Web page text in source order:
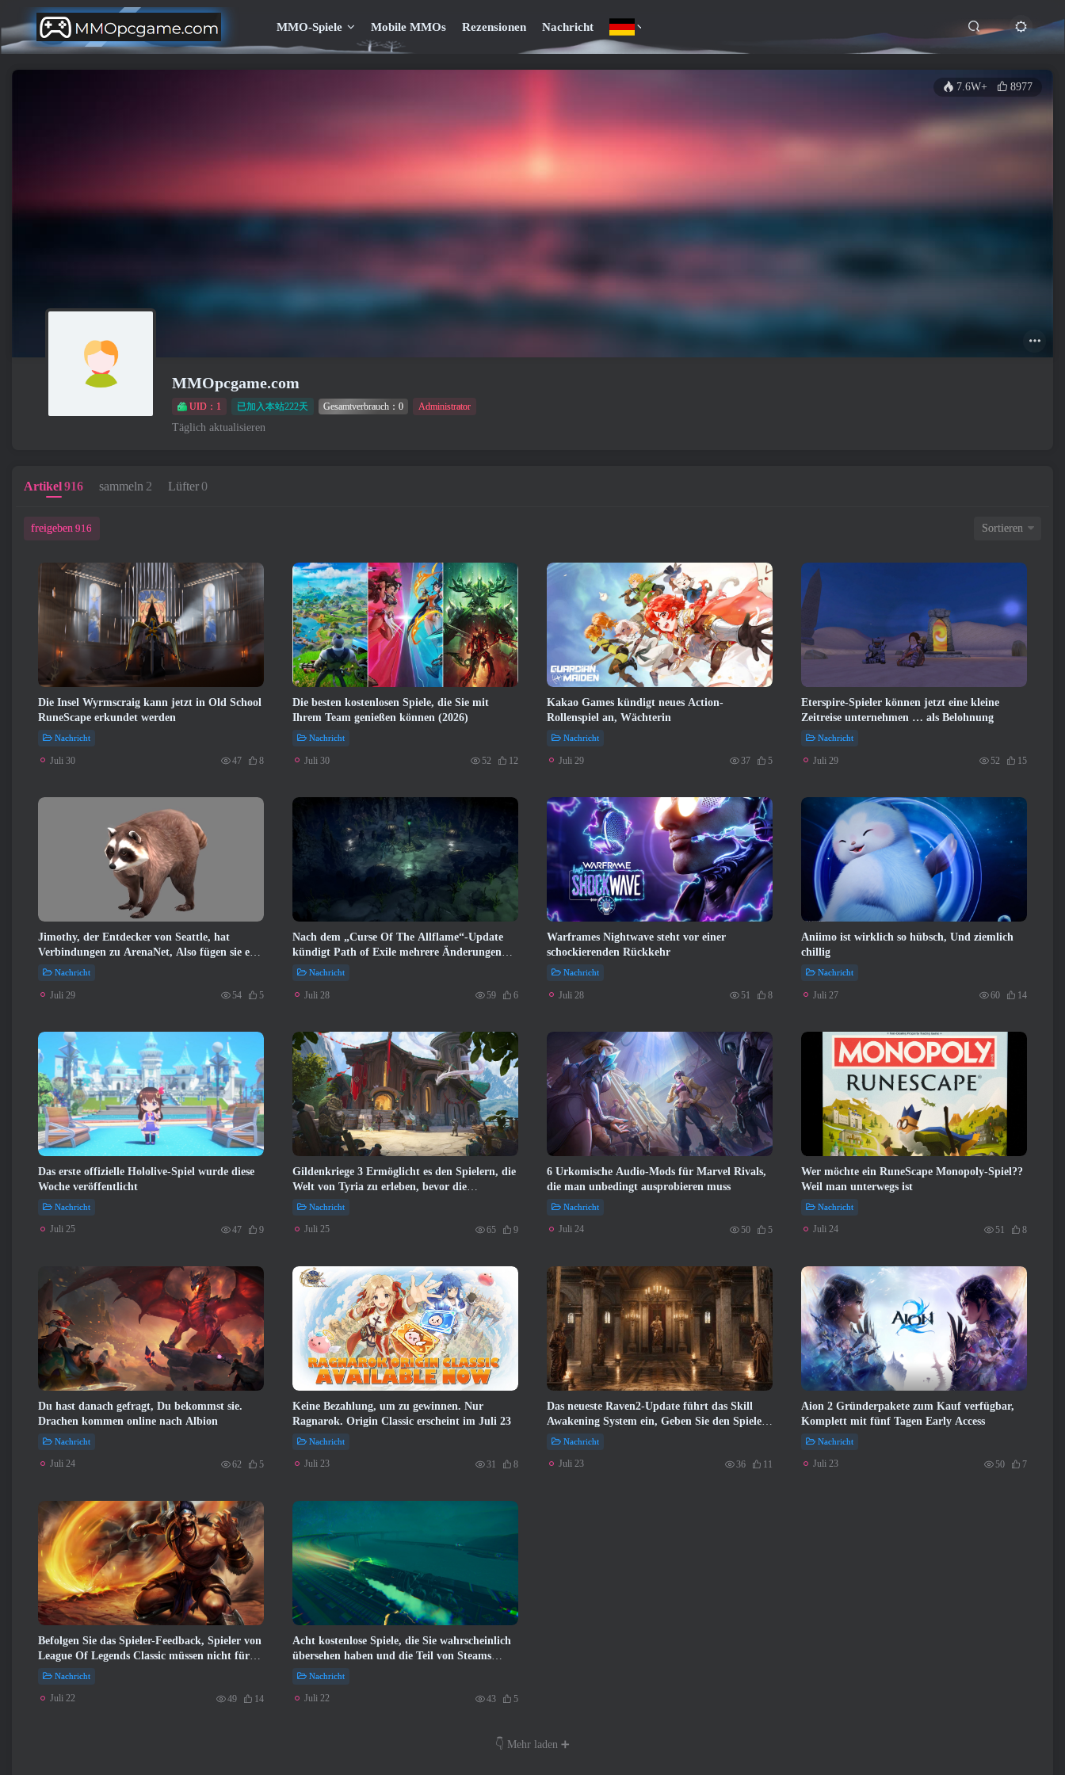
MMO-Spiele Mobile MMOs Rezensionen Nachricht
7.6W+ 8977
MMOpcgame.com
UID：1 已加入本站222天 Gesamtverbrauch：0 Administrator
Täglich aktualisieren
Artikel916 sammeln 2 Lüfter0
freigeben 916 Sortieren
Die Insel Wyrmscraig kann jetzt in Old School
RuneScape erkundet werden
Nachricht
Juli 30 47 8
Die besten kostenlosen Spiele, die Sie mit
Ihrem Team genießen können (2026)
Nachricht
Juli 30 52 12
Kakao Games kündigt neues Action-
Rollenspiel an, Wächterin
Nachricht
Juli 29 37 5
Eterspire-Spieler können jetzt eine kleine
Zeitreise unternehmen … als Belohnung
Nachricht
Juli 29 52 15
Jimothy, der Entdecker von Seattle, hat
Verbindungen zu ArenaNet, Also fügen sie es
natürlich zu Guild Wars hinzu 2
Nachricht
Juli 29 54 5
Nach dem „Curse Of The Allflame“-Update
kündigt Path of Exile mehrere Änderungen
an, die auf Feedback basieren
Nachricht
Juli 28 59 6
Warframes Nightwave steht vor einer
schockierenden Rückkehr
Nachricht
Juli 28 51 8
Aniimo ist wirklich so hübsch, Und ziemlich
chillig
Nachricht
Juli 27 60 14
Das erste offizielle Hololive-Spiel wurde diese
Woche veröffentlicht
Nachricht
Juli 25 47 9
Gildenkriege 3 Ermöglicht es den Spielern, die
Welt von Tyria zu erleben, bevor die
Drachenältesten erwachten
Nachricht
Juli 25 65 9
6 Urkomische Audio-Mods für Marvel Rivals,
die man unbedingt ausprobieren muss
Nachricht
Juli 24 50 5
Wer möchte ein RuneScape Monopoly-Spiel??
Weil man unterwegs ist
Nachricht
Juli 24 51 8
Du hast danach gefragt, Du bekommst sie.
Drachen kommen online nach Albion
Nachricht
Juli 24 62 5
Keine Bezahlung, um zu gewinnen. Nur
Ragnarok. Origin Classic erscheint im Juli 23
Nachricht
Juli 23 31 8
Das neueste Raven2-Update führt das Skill
Awakening System ein, Geben Sie den Spielern
mehr Möglichkeiten, ihre Fähigkeiten zu
Nachricht
Juli 23 36 11
Aion 2 Gründerpakete zum Kauf verfügbar,
Komplett mit fünf Tagen Early Access
Nachricht
Juli 23 50 7
Befolgen Sie das Spieler-Feedback, Spieler von
League Of Legends Classic müssen nicht für
klassische Skins bezahlen
Nachricht
Juli 22 49 14
Acht kostenlose Spiele, die Sie wahrscheinlich
übersehen haben und die Teil von Steams
Train Fest sind
Nachricht
Juli 22 43 5
👇 Mehr laden ➕